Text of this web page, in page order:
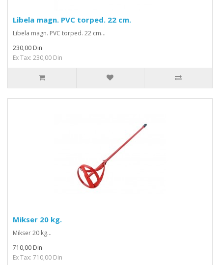
Libela magn. PVC torped. 22 cm.
Libela magn. PVC torped. 22 cm...
230,00 Din
Ex Tax: 230,00 Din
Mikser 20 kg.
Mikser 20 kg...
710,00 Din
Ex Tax: 710,00 Din